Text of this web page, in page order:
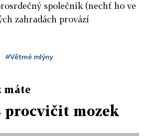
společník (nechť ho ve
zahradách provází
#Větrné mlýny
máte
procvičit mozek